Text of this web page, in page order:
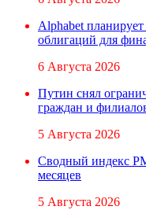
Alphabet
облигаций для
6 Августа 2026
Путин снял
граждан и
5 Августа 2026
Сводный индекс
месяцев
5 Августа 2026